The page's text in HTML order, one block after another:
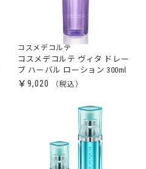
コスメデコルテ
コスメデコルテ ヴィタ ドレー
ブ ハーバル ローション 300ml
￥9,020